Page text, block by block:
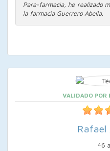
Para-farmacia, he realizado
la farmacia Guerrero Abella.
VALIDADO POR
Rafael
46